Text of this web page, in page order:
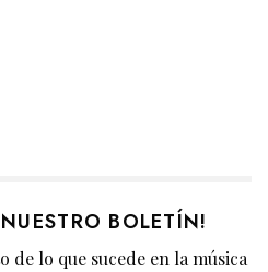
BOLETÍN!
lo que sucede en la música